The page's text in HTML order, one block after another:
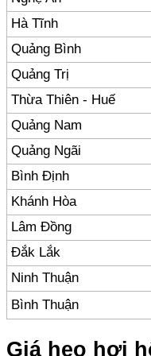
Hà Tĩnh
Quảng Bình
Quảng Trị
Thừa Thiên - Huế
Quảng Nam
Quảng Ngãi
Bình Định
Khánh Hòa
Lâm Đồng
Đắk Lắk
Ninh Thuận
Bình Thuận
Giá heo hơi